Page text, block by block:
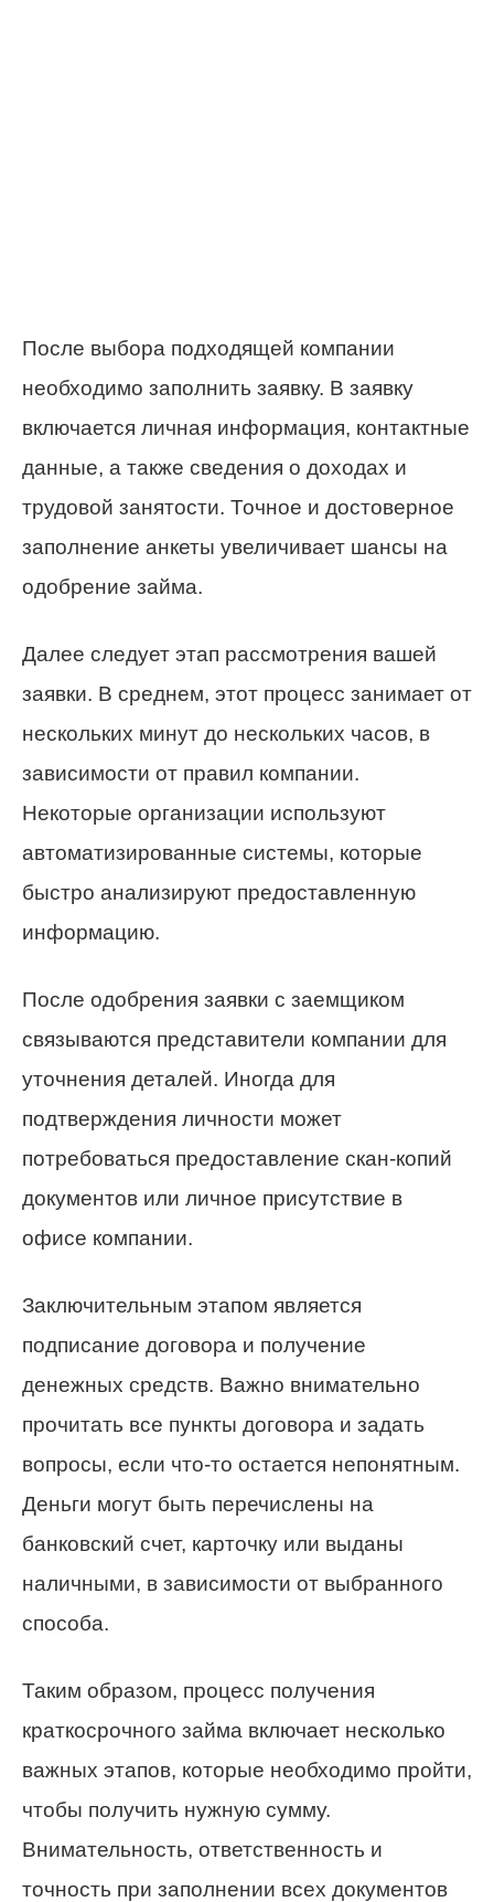
После выбора подходящей компании
необходимо заполнить заявку. В заявку
включается личная информация, контактные
данные, а также сведения о доходах и
трудовой занятости. Точное и достоверное
заполнение анкеты увеличивает шансы на
одобрение займа.
Далее следует этап рассмотрения вашей
заявки. В среднем, этот процесс занимает от
нескольких минут до нескольких часов, в
зависимости от правил компании.
Некоторые организации используют
автоматизированные системы, которые
быстро анализируют предоставленную
информацию.
После одобрения заявки с заемщиком
связываются представители компании для
уточнения деталей. Иногда для
подтверждения личности может
потребоваться предоставление скан-копий
документов или личное присутствие в
офисе компании.
Заключительным этапом является
подписание договора и получение
денежных средств. Важно внимательно
прочитать все пункты договора и задать
вопросы, если что-то остается непонятным.
Деньги могут быть перечислены на
банковский счет, карточку или выданы
наличными, в зависимости от выбранного
способа.
Таким образом, процесс получения
краткосрочного займа включает несколько
важных этапов, которые необходимо пройти,
чтобы получить нужную сумму.
Внимательность, ответственность и
точность при заполнении всех документов